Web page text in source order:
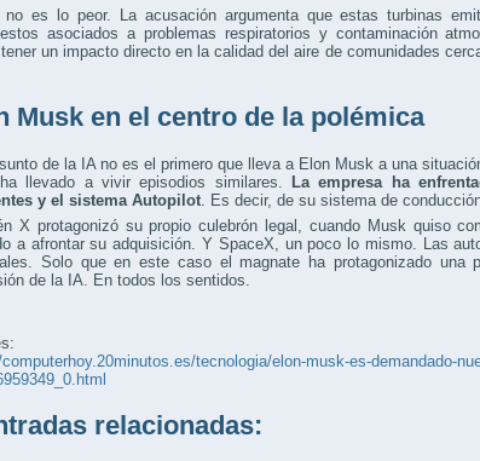
es lo peor. La acusación argumenta que estas turbinas
asociados a problemas respiratorios y contaminación
un impacto directo en la calidad del aire de comunidades
Musk en el centro de la polémica
de la IA no es el primero que lleva a Elon Musk a una
llevado a vivir episodios similares.
La empresa ha
y el sistema Autopilot . Es decir, de su sistema de
X protagonizó su propio culebrón legal, cuando Musk quiso
a afrontar su adquisición. Y SpaceX, un poco lo mismo. Las
Solo que en este caso el magnate ha protagonizado
de la IA. En todos los sentidos.
tecnologia/elon-musk-es-demandado-
relacionadas: